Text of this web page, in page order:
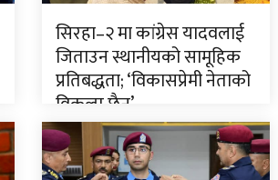
सिरहा–२ मा कांग्रेस यादवलाई
जिताउन स्थानीयको सामूहिक
प्रतिबद्धता; ‘विकासप्रेमी नेताको
विकल्प छैन’